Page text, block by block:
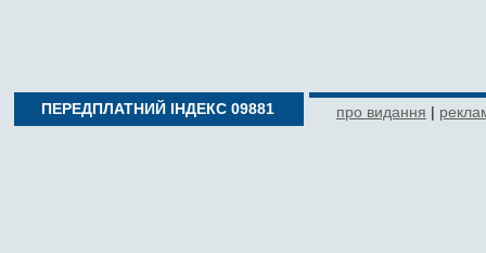
ПЕРЕДПЛАТНИЙ ІНДЕКС 09881 про видання |